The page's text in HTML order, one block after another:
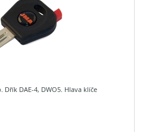
DAE-4, DWO5. Hlava klíče